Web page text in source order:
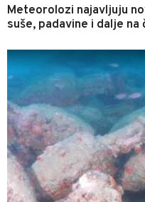
Meteorolozi najavljuju
suše, padavine i dalje na